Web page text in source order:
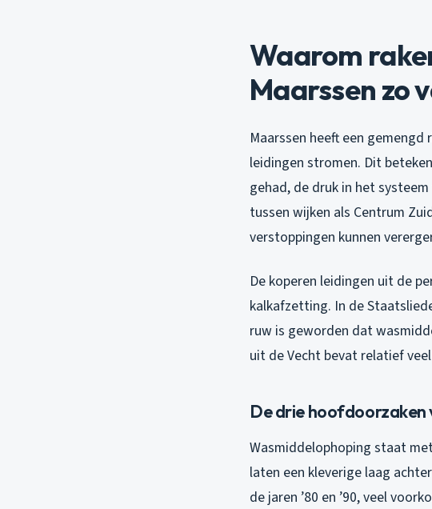
Waarom
Maarssen zo
Maarssen heeft een
leidingen stromen. Dit
gehad, de druk in het
tussen wijken als Centrum
verstoppingen kunnen
De koperen leidingen uit de
kalkafzetting. In de
ruw is geworden dat
uit de Vecht bevat relatief
De drie hoofdoorzaken
Wasmiddelophoping staat
laten een kleverige laag
de jaren ’80 en ’90, veel